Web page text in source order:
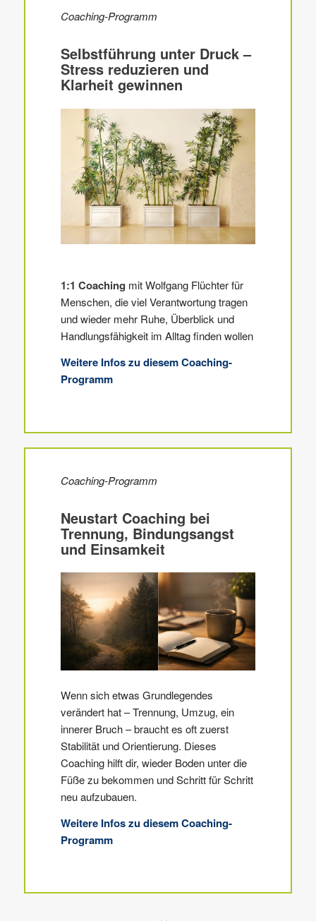
Coaching-Programm
Selbstführung unter Druck –
Stress reduzieren und
Klarheit gewinnen
1:1 Coaching mit Wolfgang Flüchter für
Menschen, die viel Verantwortung tragen
und wieder mehr Ruhe, Überblick und
Handlungsfähigkeit im Alltag finden wollen
Weitere Infos zu diesem Coaching-
Programm
Coaching-Programm
Neustart Coaching bei
Trennung, Bindungsangst
und Einsamkeit
Wenn sich etwas Grundlegendes
verändert hat – Trennung, Umzug, ein
innerer Bruch – braucht es oft zuerst
Stabilität und Orientierung. Dieses
Coaching hilft dir, wieder Boden unter die
Füße zu bekommen und Schritt für Schritt
neu aufzubauen.
Weitere Infos zu diesem Coaching-
Programm